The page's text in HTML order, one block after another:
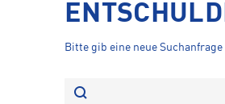
Bitte gib eine neue Suchanfrage